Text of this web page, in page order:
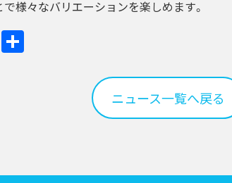
様々なバリエーションを楽しめます。
Line
ニュース一覧へ戻る